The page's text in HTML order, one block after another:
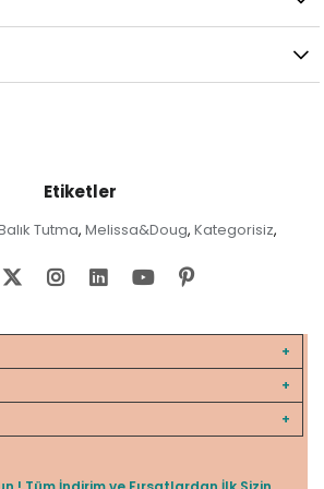
Etiketler
Tutma, Melissa&Doug, Kategorisiz,